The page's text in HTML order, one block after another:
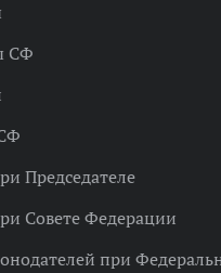
СФ
Председателе
Совете Федерации
при